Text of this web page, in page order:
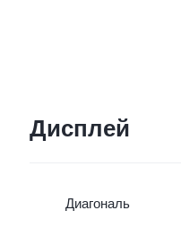
Дисплей
Диагональ